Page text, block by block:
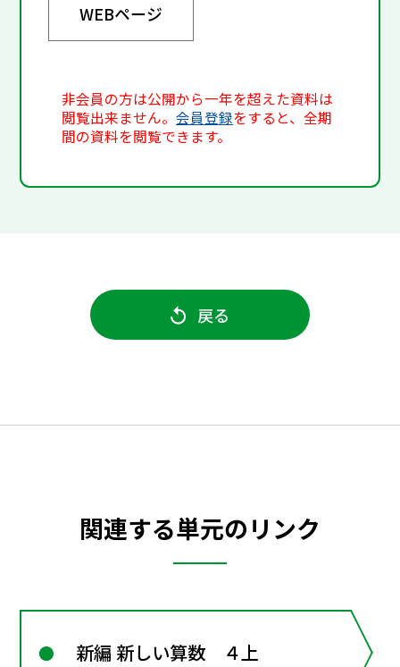
WEBページ
非会員の方は公開から一年を超えた資料は
閲覧出来ません。会員登録をすると、全期
間の資料を閲覧できます。
戻る
関連する単元のリンク
新編 新しい算数 ４上